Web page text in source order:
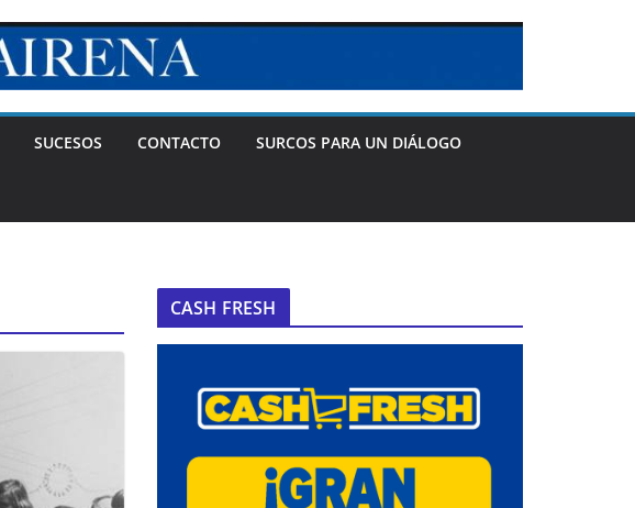
SUCESOS CONTACTO SURCOS PARA UN DIÁLOGO
CASH FRESH